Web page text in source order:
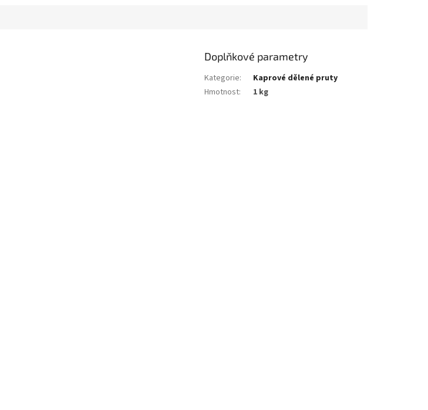
Doplňkové parametry
Kategorie:
Kaprové dělené pruty
Hmotnost: 1 kg